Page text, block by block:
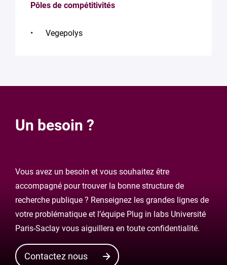
Pôles de compétitivités
Vegepolys
Un besoin ?
Vous avez un besoin et vous souhaitez être
accompagné pour trouver la bonne structure de
recherche publique ? Renseignez les grandes lignes de
votre problématique et l’équipe Plug in labs Université
Paris-Saclay vous aiguillera en toute confidentialité.
Contactez nous